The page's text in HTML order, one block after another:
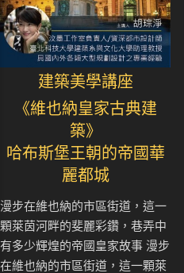
建築美學講座
《維也納皇家古典建
築》
哈布斯堡王朝的帝國華
麗都城
漫步在維也納的市區街道，這一
顆萊茵河畔的斐麗彩鑽，巷弄中
有多少輝煌的帝國皇家故事 漫步
在維也納的市區街道，這一顆萊